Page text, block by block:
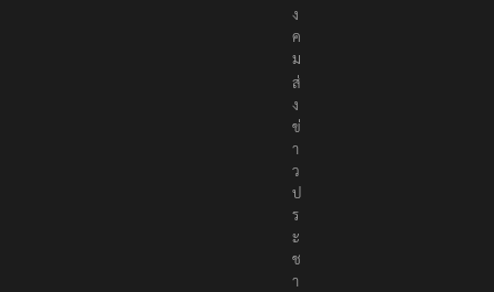
ง
ค
ม
ส่
ง
ข่
า
ว
ป
ร
ะ
ช
า